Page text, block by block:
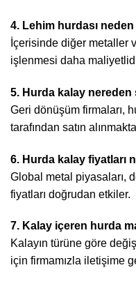
4. Lehim hurdası
İçerisinde diğer metaller
işlenmesi daha
5. Hurda kalay nereden
Geri dönüşüm firmaları,
tarafından satın
6. Hurda kalay fiyatları
Global metal piyasaları,
fiyatları doğrudan etkiler.
7. Kalay içeren hurda
Kalayın türüne göre
için firmamızla iletişime